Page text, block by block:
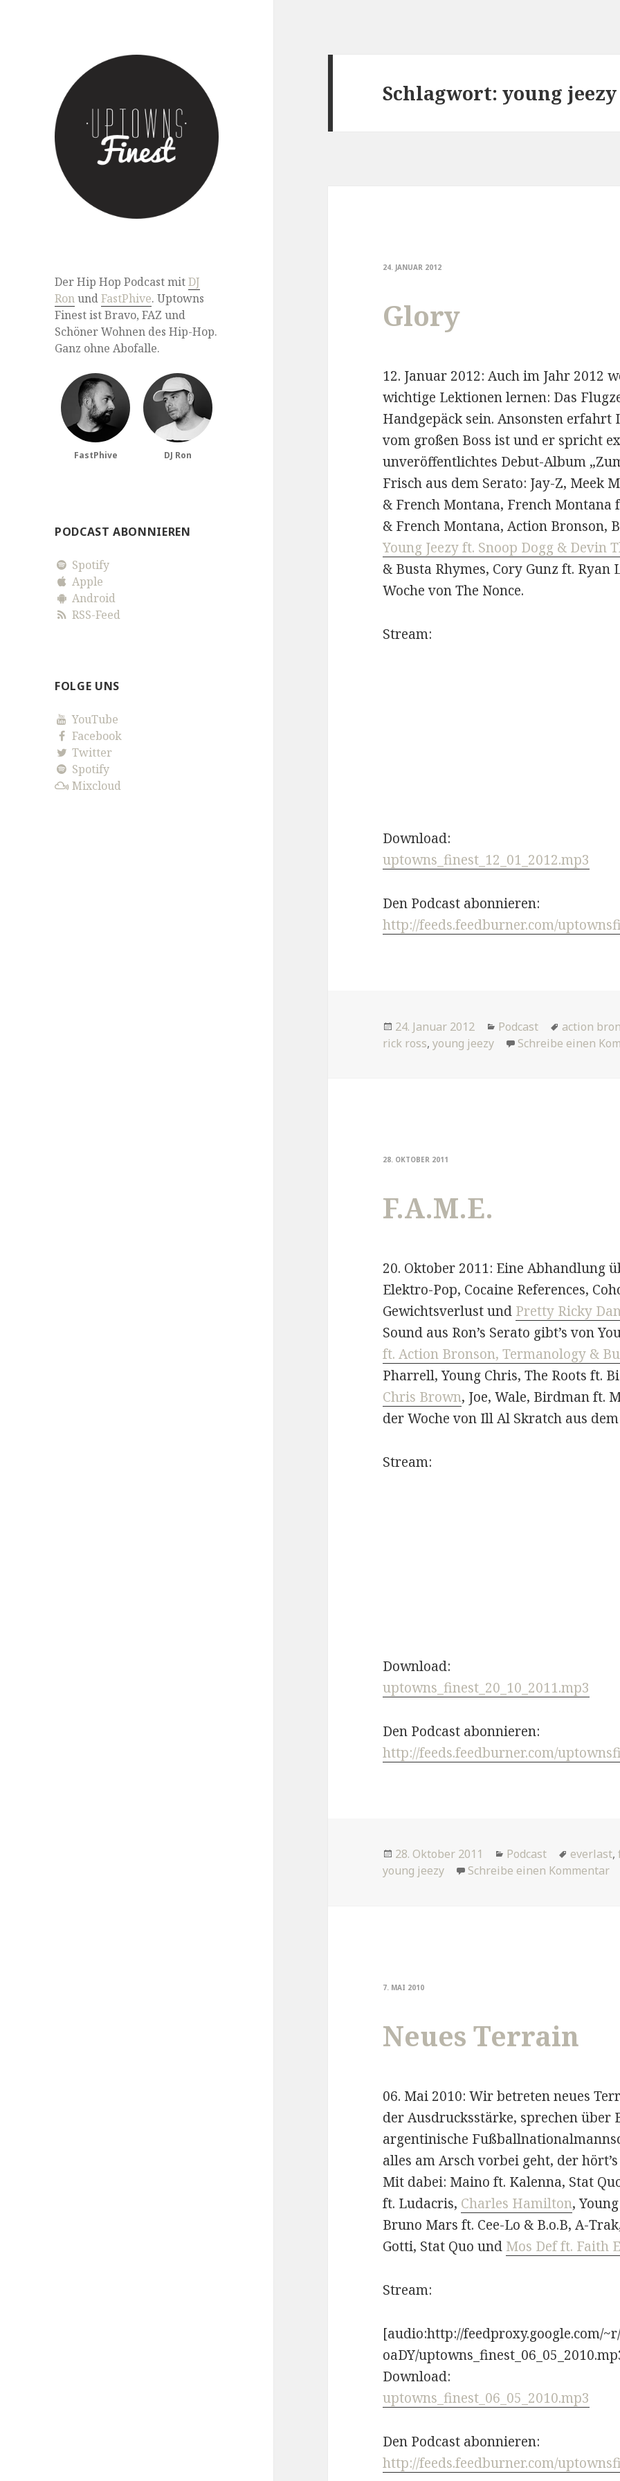
Der Hip Hop Podcast mitDJ
RonundFastPhive. Uptowns
Finest ist Bravo, FAZ und
Schöner Wohnen des Hip-Hop.
Ganz ohne Abofalle.
FastPhive DJ Ron
PODCAST ABONNIEREN
Spotify
Apple
Android
RSS-Feed
FOLGE UNS
YouTube
Facebook
Twitter
Spotify
Mixcloud
Schlagwort:young jeezy
24. JANUAR 2012
Glory
12. Januar 2012: Auch im Jahr 2012
wichtige Lektionen lernen: Das
Handgepäck sein. Ansonsten
vom großen Boss ist und er spricht
unveröffentlichtes Debut-Album
Frisch aus dem Serato: Jay-Z, Meek
& French Montana, French Montana
& French Montana, Action Bronson,
Young Jeezy ft. Snoop Dogg & Devin
& Busta Rhymes, Cory Gunz ft.
Woche von The Nonce.
Stream:
Download:
uptowns_finest_12_01_2012.mp3
Den Podcast abonnieren:
http://feeds.feedburner.com/
Veröffentlicht
am
24. Januar 2012 Kategorien
Podcast Tags
action
rick ross,young jeezy Schreibe einen
28. OKTOBER 2011
F.A.M.E.
20. Oktober 2011: Eine Abhandlung
Elektro-Pop, Cocaine References,
Gewichtsverlust und Pretty Ricky
Sound aus Ron’s Serato gibt’s von
ft. Action Bronson, Termanology &
Pharrell, Young Chris, The Roots ft.
Chris Brown, Joe, Wale, Birdman ft.
der Woche von Ill Al Skratch aus
Stream:
Download:
uptowns_finest_20_10_2011.mp3
Den Podcast abonnieren:
http://feeds.feedburner.com/
Veröffentlicht
am
28. Oktober 2011 Kategorien
Podcast Tags
everlast,
young jeezy
Schreibe einen Kommentar
7. MAI 2010
Neues Terrain
06. Mai 2010: Wir betreten neues
der Ausdrucksstärke, sprechen über
argentinische
alles am Arsch vorbei geht, der
Mit dabei: Maino ft. Kalenna, Stat
ft. Ludacris, Charles Hamilton,
Bruno Mars ft. Cee-Lo & B.o.B, A-
Gotti, Stat Quo und Mos Def ft. Faith
Stream:
[audio:http://feedproxy.google.com/
oaDY/
Download:
uptowns_finest_06_05_2010.mp3
Den Podcast abonnieren:
http://feeds.feedburner.com/